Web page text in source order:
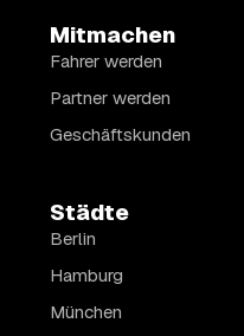
Mitmachen
Fahrer werden
Partner werden
Geschäftskunden
Städte
Berlin
Hamburg
München